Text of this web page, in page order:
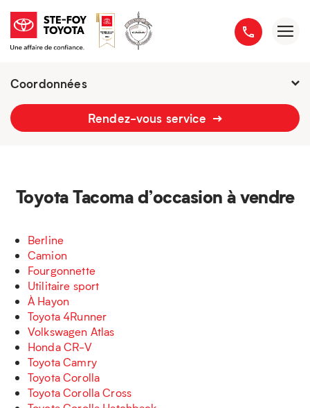
Coordonnées
Présentement ouvert jusqu'à 18h
Rendez-vous service
Toyota Tacoma d’occasion à vendre
Berline
Camion
Fourgonnette
Utilitaire sport
À Hayon
Toyota 4Runner
Volkswagen Atlas
Honda CR-V
Toyota Camry
Toyota Corolla
Toyota Corolla Cross